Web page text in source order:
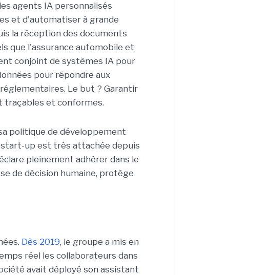
agents IA personnalisés
et d'automatiser à grande
la réception des documents
que l'assurance automobile et
conjoint de systèmes IA pour
pour répondre aux
Le but ? Garantir
traçables et conformes.
politique de développement
start-up est très attachée depuis
pleinement adhérer dans le
de décision humaine, protège
Dès 2019, le groupe a mis en
réel les collaborateurs dans
avait déployé son assistant